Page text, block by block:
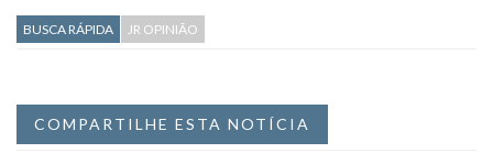
BUSCA RÁPIDA JR OPINIÃO
COMPARTILHE ESTA NOTÍCIA